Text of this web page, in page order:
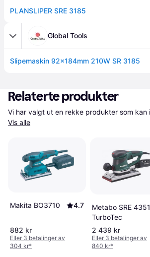
PLANSLIPER SRE 3185
Global Tools
Slipemaskin 92×184mm 210W SR 3185
Relaterte produkter
Vis alle
Makita BO3710 4.7
882 kr
Eller 3 betalinger av
304 kr*
Metabo SRE 4351
TurboTec
2 439 kr
Eller 3 betalinger av
840 kr*